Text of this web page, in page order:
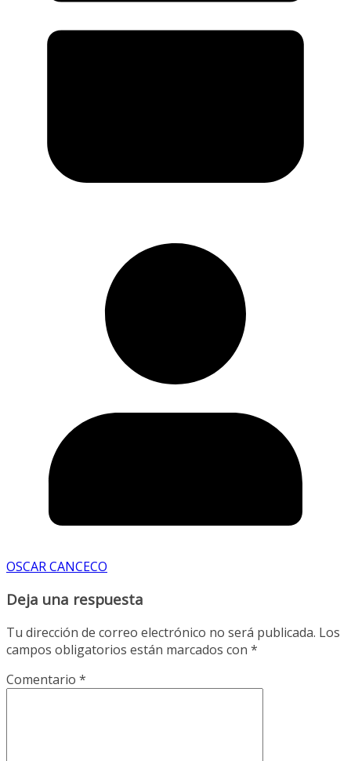
OSCAR CANCECO
Deja una respuesta
Tu dirección de correo electrónico no será publicada. Los
campos obligatorios están marcados con *
Comentario *